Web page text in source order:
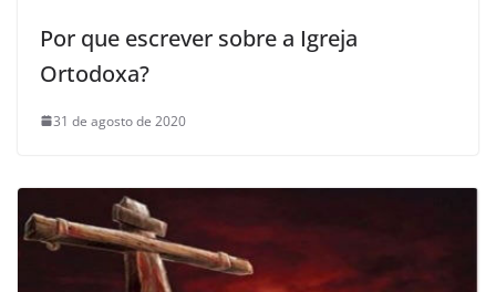
Por que escrever sobre a Igreja
Ortodoxa?
31 de agosto de 2020